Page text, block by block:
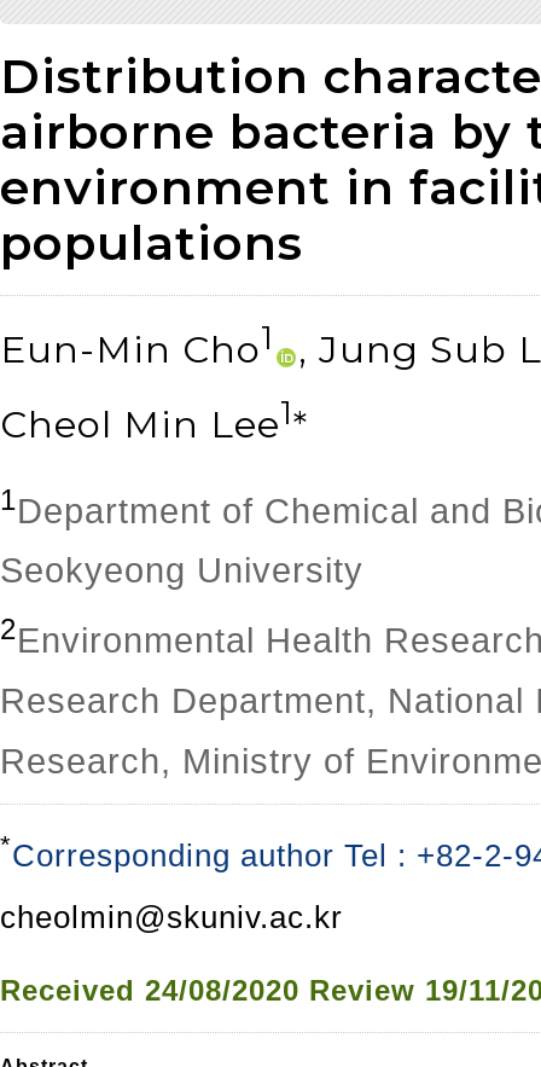
Distribution
airborne bacteria by
environment in
populations
Eun-Min Cho1
, Jung Sub
Cheol Min Lee1*
1Department of Chemical and
Seokyeong University
2Environmental Health
Research Department,
Research, Ministry of
*Corresponding author Tel : +82-2-
cheolmin@skuniv.ac.kr
Received 24/08/2020 Review 19/11/